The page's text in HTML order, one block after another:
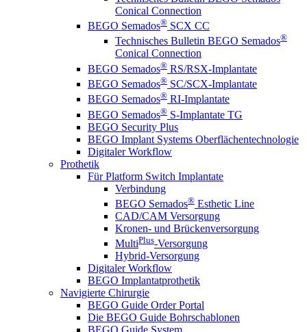
Conical Connection
BEGO Semados® SCX CC
Technisches Bulletin BEGO Semados®
Conical Connection
BEGO Semados® RS/RSX-Implantate
BEGO Semados® SC/SCX-Implantate
BEGO Semados® RI-Implantate
BEGO Semados® S-Implantate TG
BEGO Security Plus
BEGO Implant Systems Oberflächentechnologie
Digitaler Workflow
Prothetik
Für Platform Switch Implantate
Verbindung
BEGO Semados® Esthetic Line
CAD/CAM Versorgung
Kronen- und Brückenversorgung
MultiPlus-Versorgung
Hybrid-Versorgung
Digitaler Workflow
BEGO Implantatprothetik
Navigierte Chirurgie
BEGO Guide Order Portal
Die BEGO Guide Bohrschablonen